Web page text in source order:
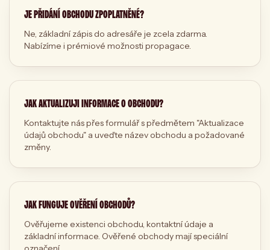
JE PŘIDÁNÍ OBCHODU ZPOPLATNĚNÉ?
Ne, základní zápis do adresáře je zcela zdarma.
Nabízíme i prémiové možnosti propagace.
JAK AKTUALIZUJI INFORMACE O OBCHODU?
Kontaktujte nás přes formulář s předmětem "Aktualizace
údajů obchodu" a uveďte název obchodu a požadované
změny.
JAK FUNGUJE OVĚŘENÍ OBCHODŮ?
Ověřujeme existenci obchodu, kontaktní údaje a
základní informace. Ověřené obchody mají speciální